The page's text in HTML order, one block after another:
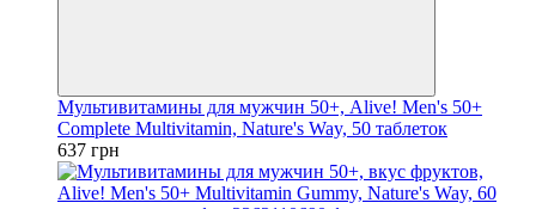
Мультивитамины для мужчин 50+, Alive! Men's 50+
Complete Multivitamin, Nature's Way, 50 таблеток
637 грн